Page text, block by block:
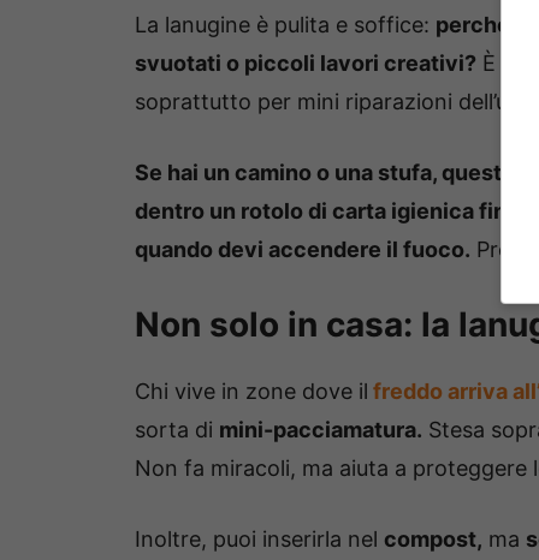
La lanugine è pulita e soffice: perché
svuotati o piccoli lavori creativi? È
soprattutto per mini riparazioni
Se hai un camino o una stufa, questo
dentro un rotolo di carta igienica
quando devi accendere il fuoco.
Non solo in casa: la
Chi vive in zone dove il freddo arriva
sorta di mini-pacciamatura. Stesa
Non fa miracoli, ma aiuta a proteggere
Inoltre, puoi inserirla nel compost, ma